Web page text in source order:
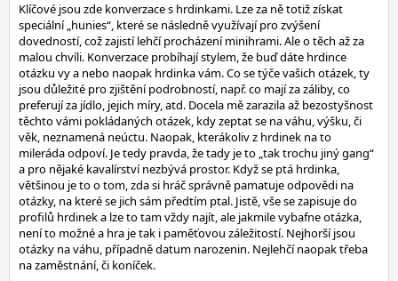
Klíčové jsou zde konverzace s hrdinkami. Lze za ně totiž získat
speciální „hunies“, které se následně využívají pro zvýšení
dovedností, což zajistí lehčí procházení minihrami. Ale o těch až za
malou chvíli. Konverzace probíhají stylem, že buď dáte hrdince
otázku vy a nebo naopak hrdinka vám. Co se týče vašich otázek, ty
jsou důležité pro zjištění podrobností, např. co mají za záliby, co
preferují za jídlo, jejich míry, atd. Docela mě zarazila až bezostyšnost
těchto vámi pokládaných otázek, kdy zeptat se na váhu, výšku, či
věk, neznamená neúctu. Naopak, kterákoliv z hrdinek na to
mileráda odpoví. Je tedy pravda, že tady je to „tak trochu jiný gang“
a pro nějaké kavalírství nezbývá prostor. Když se ptá hrdinka,
většinou je to o tom, zda si hráč správně pamatuje odpovědi na
otázky, na které se jich sám předtím ptal. Jistě, vše se zapisuje do
profilů hrdinek a lze to tam vždy najít, ale jakmile vybafne otázka,
není to možné a hra je tak i paměťovou záležitostí. Nejhorší jsou
otázky na váhu, případně datum narozenin. Nejlehčí naopak třeba
na zaměstnání, či koníček.